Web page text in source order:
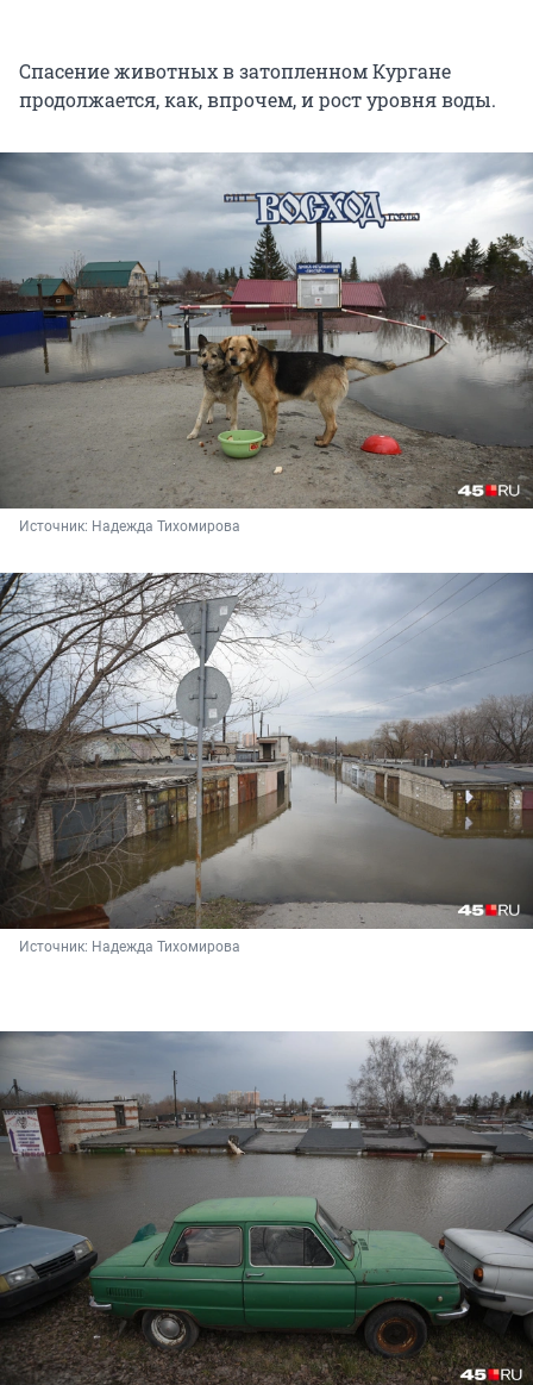
Спасение животных в затопленном Кургане
продолжается, как, впрочем, и рост уровня воды.
Источник: Надежда Тихомирова
Источник: Надежда Тихомирова